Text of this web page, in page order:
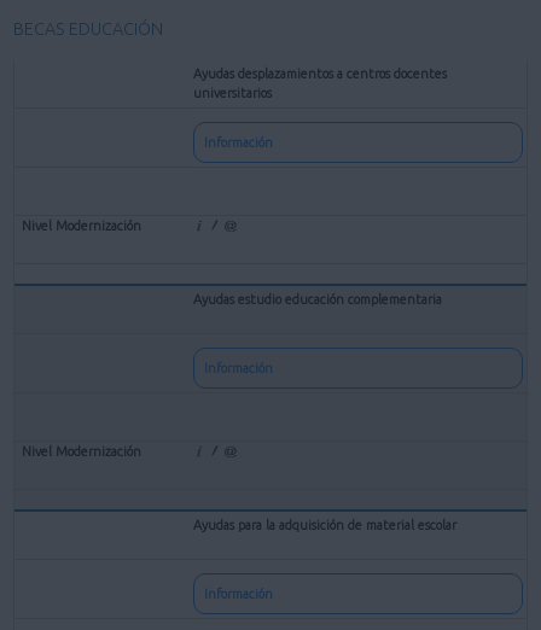
BECAS EDUCACIÓN
Ayudas desplazamientos a centros docentes
universitarios
Información
Ayudas estudio educación complementaria
Información
Ayudas para la adquisición de material escolar
Información